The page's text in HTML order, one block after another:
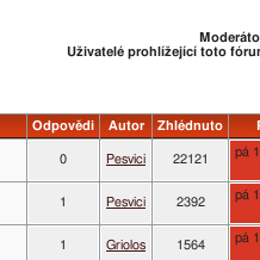
Uživatelé prohlížející toto
Odpovědi Autor Zhlédnuto
0 Pesvici 22121
pá
1 Pesvici 2392
pá
1 Griolos 1564
pá